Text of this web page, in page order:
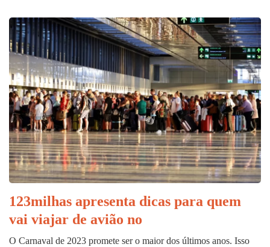
123milhas apresenta dicas para quem
vai viajar de avião no
O Carnaval de 2023 promete ser o maior dos últimos anos. Isso